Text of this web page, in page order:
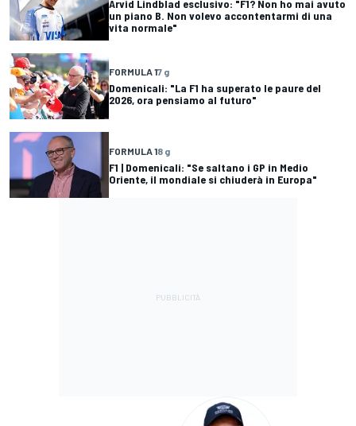
Arvid Lindblad esclusivo: "F1? Non ho mai avuto
un piano B. Non volevo accontentarmi di una
vita normale"
FORMULA 17 g
Domenicali: "La F1 ha superato le paure del
2026, ora pensiamo al futuro"
FORMULA 18 g
F1 | Domenicali: "Se saltano i GP in Medio
Oriente, il mondiale si chiuderà in Europa"